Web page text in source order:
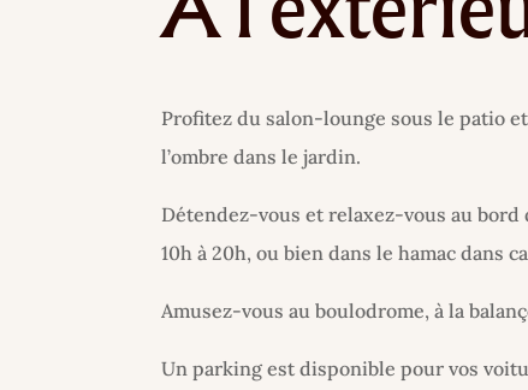
Profitez du salon-lounge sous le patio
l’ombre dans le jardin.
Détendez-vous et relaxez-vous au bord
10h à 20h, ou bien dans le hamac dans
Amusez-vous au boulodrome, à la
Un parking est disponible pour vos